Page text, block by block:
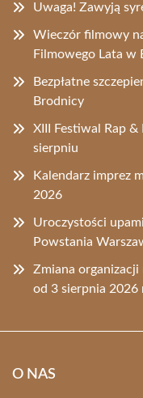
Uwaga! Zawyją
Wieczór filmowy
Filmowego Lata w
Bezpłatne
Brodnicy
XIII Festiwal Rap
sierpniu
Kalendarz imprez
2026
Uroczystości
Powstania
Zmiana
od 3 sierpnia 2026
O NAS